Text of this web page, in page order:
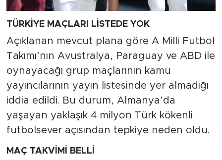
TÜRKİYE MAÇLARI LİSTEDE YOK
Açıklanan mevcut plana göre A Milli Futbol
Takımı’nın Avustralya, Paraguay ve ABD ile
oynayacağı grup maçlarının kamu
yayıncılarının yayın listesinde yer almadığı
iddia edildi. Bu durum, Almanya’da
yaşayan yaklaşık 4 milyon Türk kökenli
futbolsever açısından tepkiye neden oldu.
MAÇ TAKVİMİ BELLİ